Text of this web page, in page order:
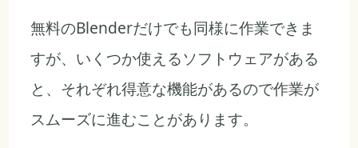
無料のBlenderだけでも同様に作業できま
すが、いくつか使えるソフトウェアがある
と、それぞれ得意な機能があるので作業が
スムーズに進むことがあります。